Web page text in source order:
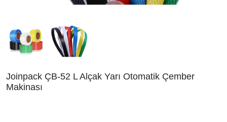
Joinpack ÇB-52 L Alçak Yarı Otomatik Çember
Makinası